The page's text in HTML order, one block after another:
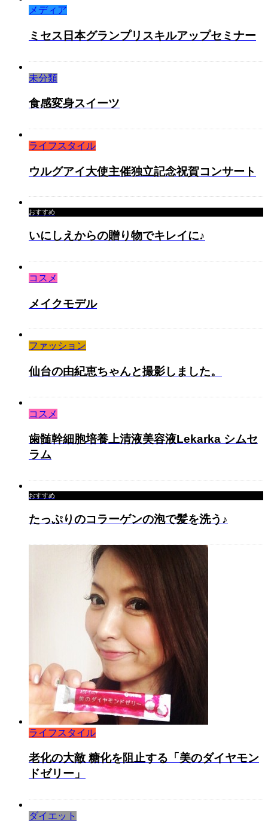
メディア
ミセス日本グランプリスキルアップセミナー
未分類
食感変身スイーツ
ライフスタイル
ウルグアイ大使主催独立記念祝賀コンサート
おすすめ
いにしえからの贈り物でキレイに♪
コスメ
メイクモデル
ファッション
仙台の由紀恵ちゃんと撮影しました。
コスメ
歯髄幹細胞培養上清液美容液Lekarka シムセ
ラム
おすすめ
たっぷりのコラーゲンの泡で髪を洗う♪
ライフスタイル
老化の大敵 糖化を阻止する「美のダイヤモン
ドゼリー」
ダイエット